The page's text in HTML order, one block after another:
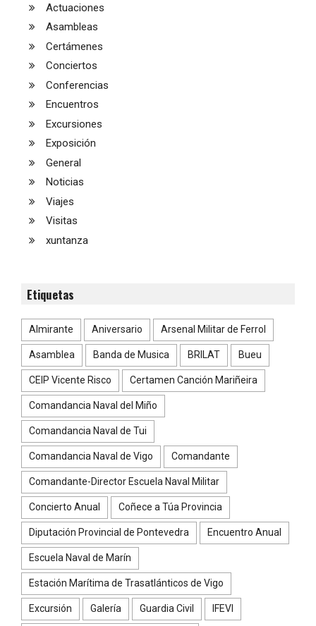
Actuaciones
Asambleas
Certámenes
Conciertos
Conferencias
Encuentros
Excursiones
Exposición
General
Noticias
Viajes
Visitas
xuntanza
Etiquetas
Almirante Aniversario Arsenal Militar de Ferrol
Asamblea Banda de Musica BRILAT Bueu
CEIP Vicente Risco Certamen Canción Mariñeira
Comandancia Naval del Miño
Comandancia Naval de Tui
Comandancia Naval de Vigo Comandante
Comandante-Director Escuela Naval Militar
Concierto Anual Coñece a Túa Provincia
Diputación Provincial de Pontevedra Encuentro Anual
Escuela Naval de Marín
Estación Marítima de Trasatlánticos de Vigo
Excursión Galería Guardia Civil IFEVI